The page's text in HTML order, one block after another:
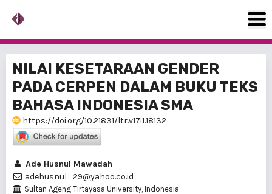
NILAI KESETARAAN GENDER
PADA CERPEN DALAM BUKU TEKS
BAHASA INDONESIA SMA
https://doi.org/10.21831/ltr.v17i1.18132
Ade Husnul Mawadah
adehusnul_29@yahoo.co.id
Sultan Ageng Tirtayasa University, Indonesia